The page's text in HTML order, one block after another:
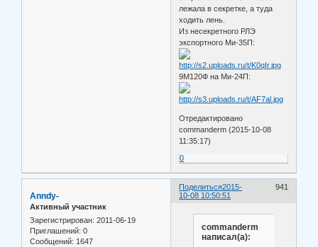
лежала в секретке, а туда
ходить лень.
Из несекретного РЛЭ
экспортного Ми-35П:
9М120Ф на Ми-24П:
Отредактировано
commanderm (2015-10-08
11:35:17)
0
Поделиться 941
2015-
10-08 10:50:51
Anndy-
Активный участник
Зарегистрирован: 2011-06-19
Приглашений: 0
Сообщений: 1647
commanderm
написал(а):